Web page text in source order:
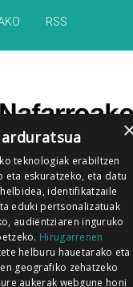
RSS
teknologiak erabiltzen
eskuratzeko, eta datu
identifikatzaile
eduki pertsonalizatuak
audientziaren inguruko
Hirugarrenen
helburu hauetarako eta
geografiko zehatzeko
aukerak webgune honi